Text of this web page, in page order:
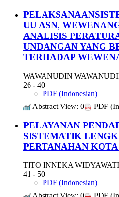
UU ASN,
ANALISIS
UNDANGAN YANG
TERHADAP
WAWANUDIN
26 - 40
PDF (Indonesian)
Abstract View: 0
PDF
PELAYANAN
SISTEMATIK
PERTANAHAN
TITO INNEKA WIDYAWATI
41 - 50
PDF (Indonesian)